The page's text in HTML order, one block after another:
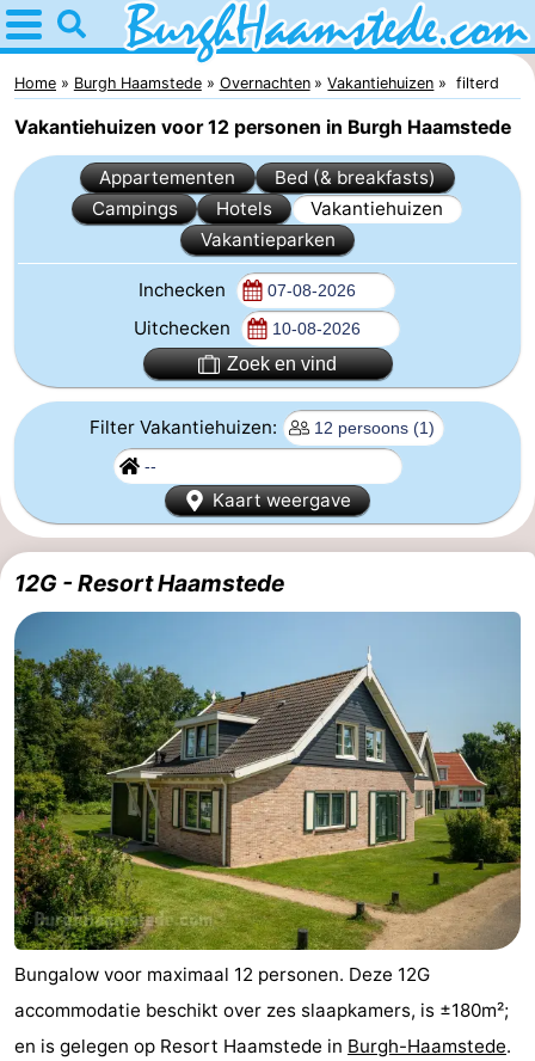
Home
Burgh
Haamstede
Tips
Voor
van
Schouwen
Appartementen
Bed
breakfasts)
Hotels
-
Buitenheem
-
Duinoord
-
Ginsterveld
-
Julianahoeve
-
Livingstone
-
Resort
-
't
Schouwen
-
Home Burgh Haamstede Overnachten Vakantiehuizen filterd
Vakantiehuizen voor 12 personen in Burgh Haamstede
Appartementen
Bed (& breakfasts)
Campings
Hotels
Vakantiehuizen
Vakantieparken
Inchecken
Uitchecken
Zoek en vind
Filter Vakantiehuizen:
Kaart weergave
12G - Resort Haamstede
Bungalow voor maximaal 12 personen. Deze 12G
accommodatie beschikt over zes slaapkamers, is ±180m²;
en is gelegen op Resort Haamstede in Burgh-Haamstede.